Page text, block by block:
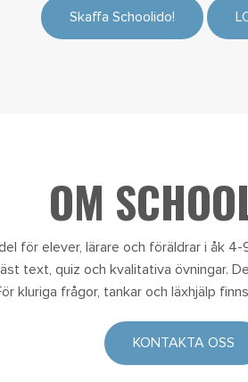
Skaffa Schoolido!
OM
för elever, lärare och föräldrar i åk
text, quiz och kvalitativa övningar.
kluriga frågor, tankar och läxhjälp
KONTAKTA OSS